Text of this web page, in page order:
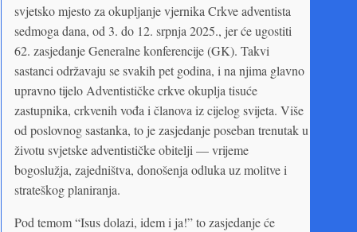
svjetsko mjesto za okupljanje vjernika Crkve adventista
sedmoga dana, od 3. do 12. srpnja 2025., jer će ugostiti
62. zasjedanje Generalne konferencije (GK). Takvi
sastanci održavaju se svakih pet godina, i na njima glavno
upravno tijelo Adventističke crkve okuplja tisuće
zastupnika, crkvenih vođa i članova iz cijelog svijeta. Više
od poslovnog sastanka, to je zasjedanje poseban trenutak u
životu svjetske adventističke obitelji — vrijeme
bogoslužja, zajedništva, donošenja odluka uz molitve i
strateškog planiranja.
Pod temom “Isus dolazi, idem i ja!” to zasjedanje će